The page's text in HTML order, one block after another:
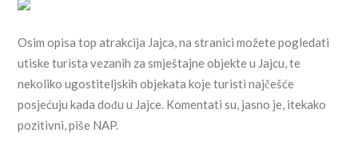
Osim opisa top atrakcija Jajca, na stranici možete pogledati
utiske turista vezanih za smještajne objekte u Jajcu, te
nekoliko ugostiteljskih objekata koje turisti najčešće
posjećuju kada dođu u Jajce. Komentati su, jasno je, itekako
pozitivni, piše NAP.